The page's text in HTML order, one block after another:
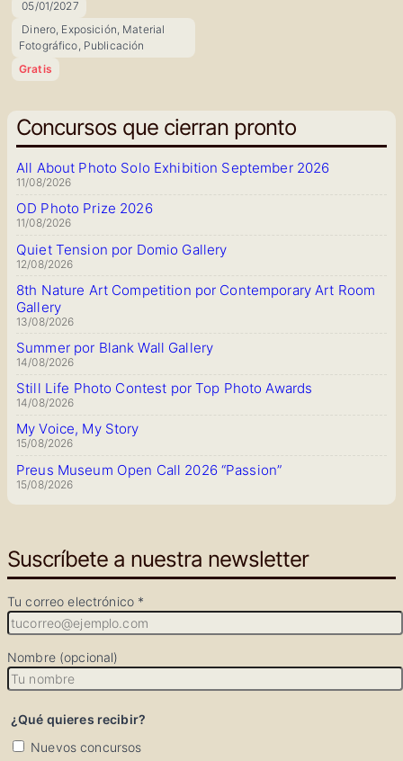
05/01/2027
Dinero, Exposición, Material
Fotográfico, Publicación
Gratis
Concursos que cierran pronto
All About Photo Solo Exhibition September 2026
11/08/2026
OD Photo Prize 2026
11/08/2026
Quiet Tension por Domio Gallery
12/08/2026
8th Nature Art Competition por Contemporary Art Room
Gallery
13/08/2026
Summer por Blank Wall Gallery
14/08/2026
Still Life Photo Contest por Top Photo Awards
14/08/2026
My Voice, My Story
15/08/2026
Preus Museum Open Call 2026 “Passion”
15/08/2026
Suscríbete a nuestra newsletter
Tu correo electrónico *
Nombre (opcional)
¿Qué quieres recibir?
Nuevos concursos